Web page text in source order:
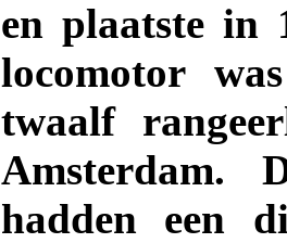
en plaatste in
locomotor
twaalf
Amsterdam.
hadden een